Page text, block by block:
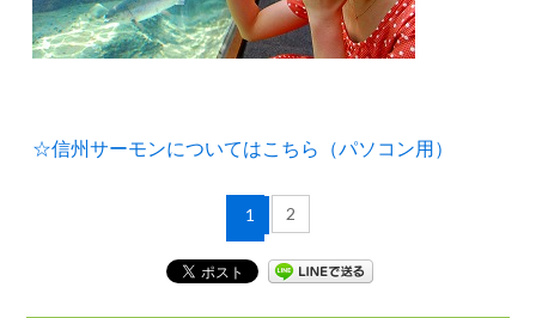
☆信州サーモンについてはこちら（パソコン用）
1 2